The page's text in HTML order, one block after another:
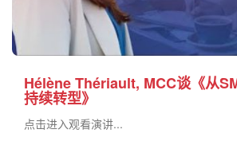
Hélène Thériault, MCC谈《从
持续转型》
点击进入观看演讲...